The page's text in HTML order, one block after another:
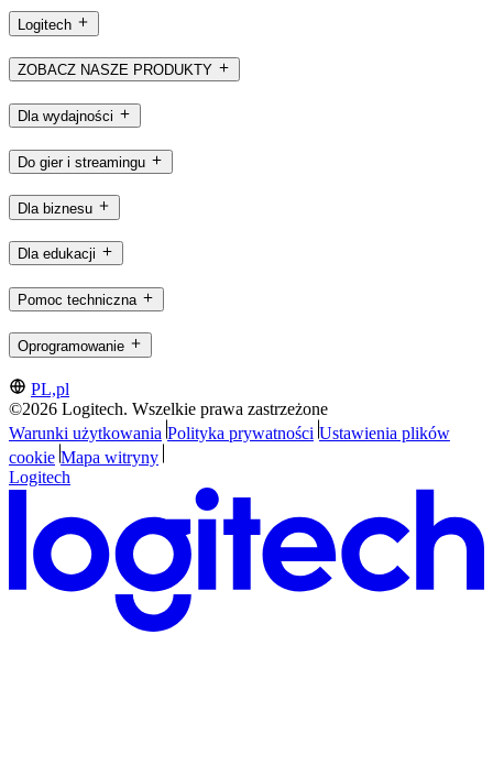
Logitech
ZOBACZ NASZE PRODUKTY
Dla wydajności
Do gier i streamingu
Dla biznesu
Dla edukacji
Pomoc techniczna
Oprogramowanie
PL,pl
©2026 Logitech. Wszelkie prawa zastrzeżone
Warunki użytkowania Polityka prywatności Ustawienia plików
cookie Mapa witryny
Logitech